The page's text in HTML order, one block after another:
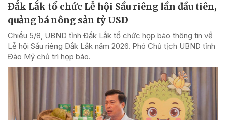
Đắk Lắk tổ chức Lễ hội Sầu riêng lần đầu tiên,
quảng bá nông sản tỷ USD
Chiều 5/8, UBND tỉnh Đắk Lắk tổ chức họp báo thông tin về
Lễ hội Sầu riêng Đắk Lắk năm 2026. Phó Chủ tịch UBND tỉnh
Đào Mỹ chủ trì họp báo.